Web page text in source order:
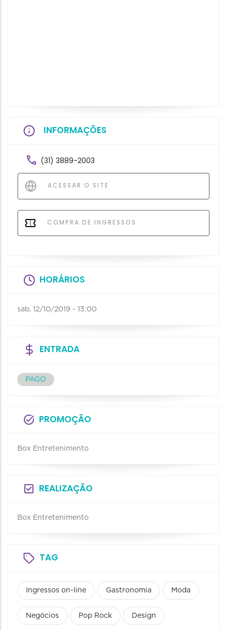
INFORMAÇÕES
(31) 3889-2003
ACESSAR O SITE
COMPRA DE INGRESSOS
HORÁRIOS
sab, 12/10/2019 - 13:00
ENTRADA
PAGO
PROMOÇÃO
Box Entretenimento
REALIZAÇÃO
Box Entretenimento
TAG
Ingressos on-line Gastronomia Moda
Negócios Pop Rock Design